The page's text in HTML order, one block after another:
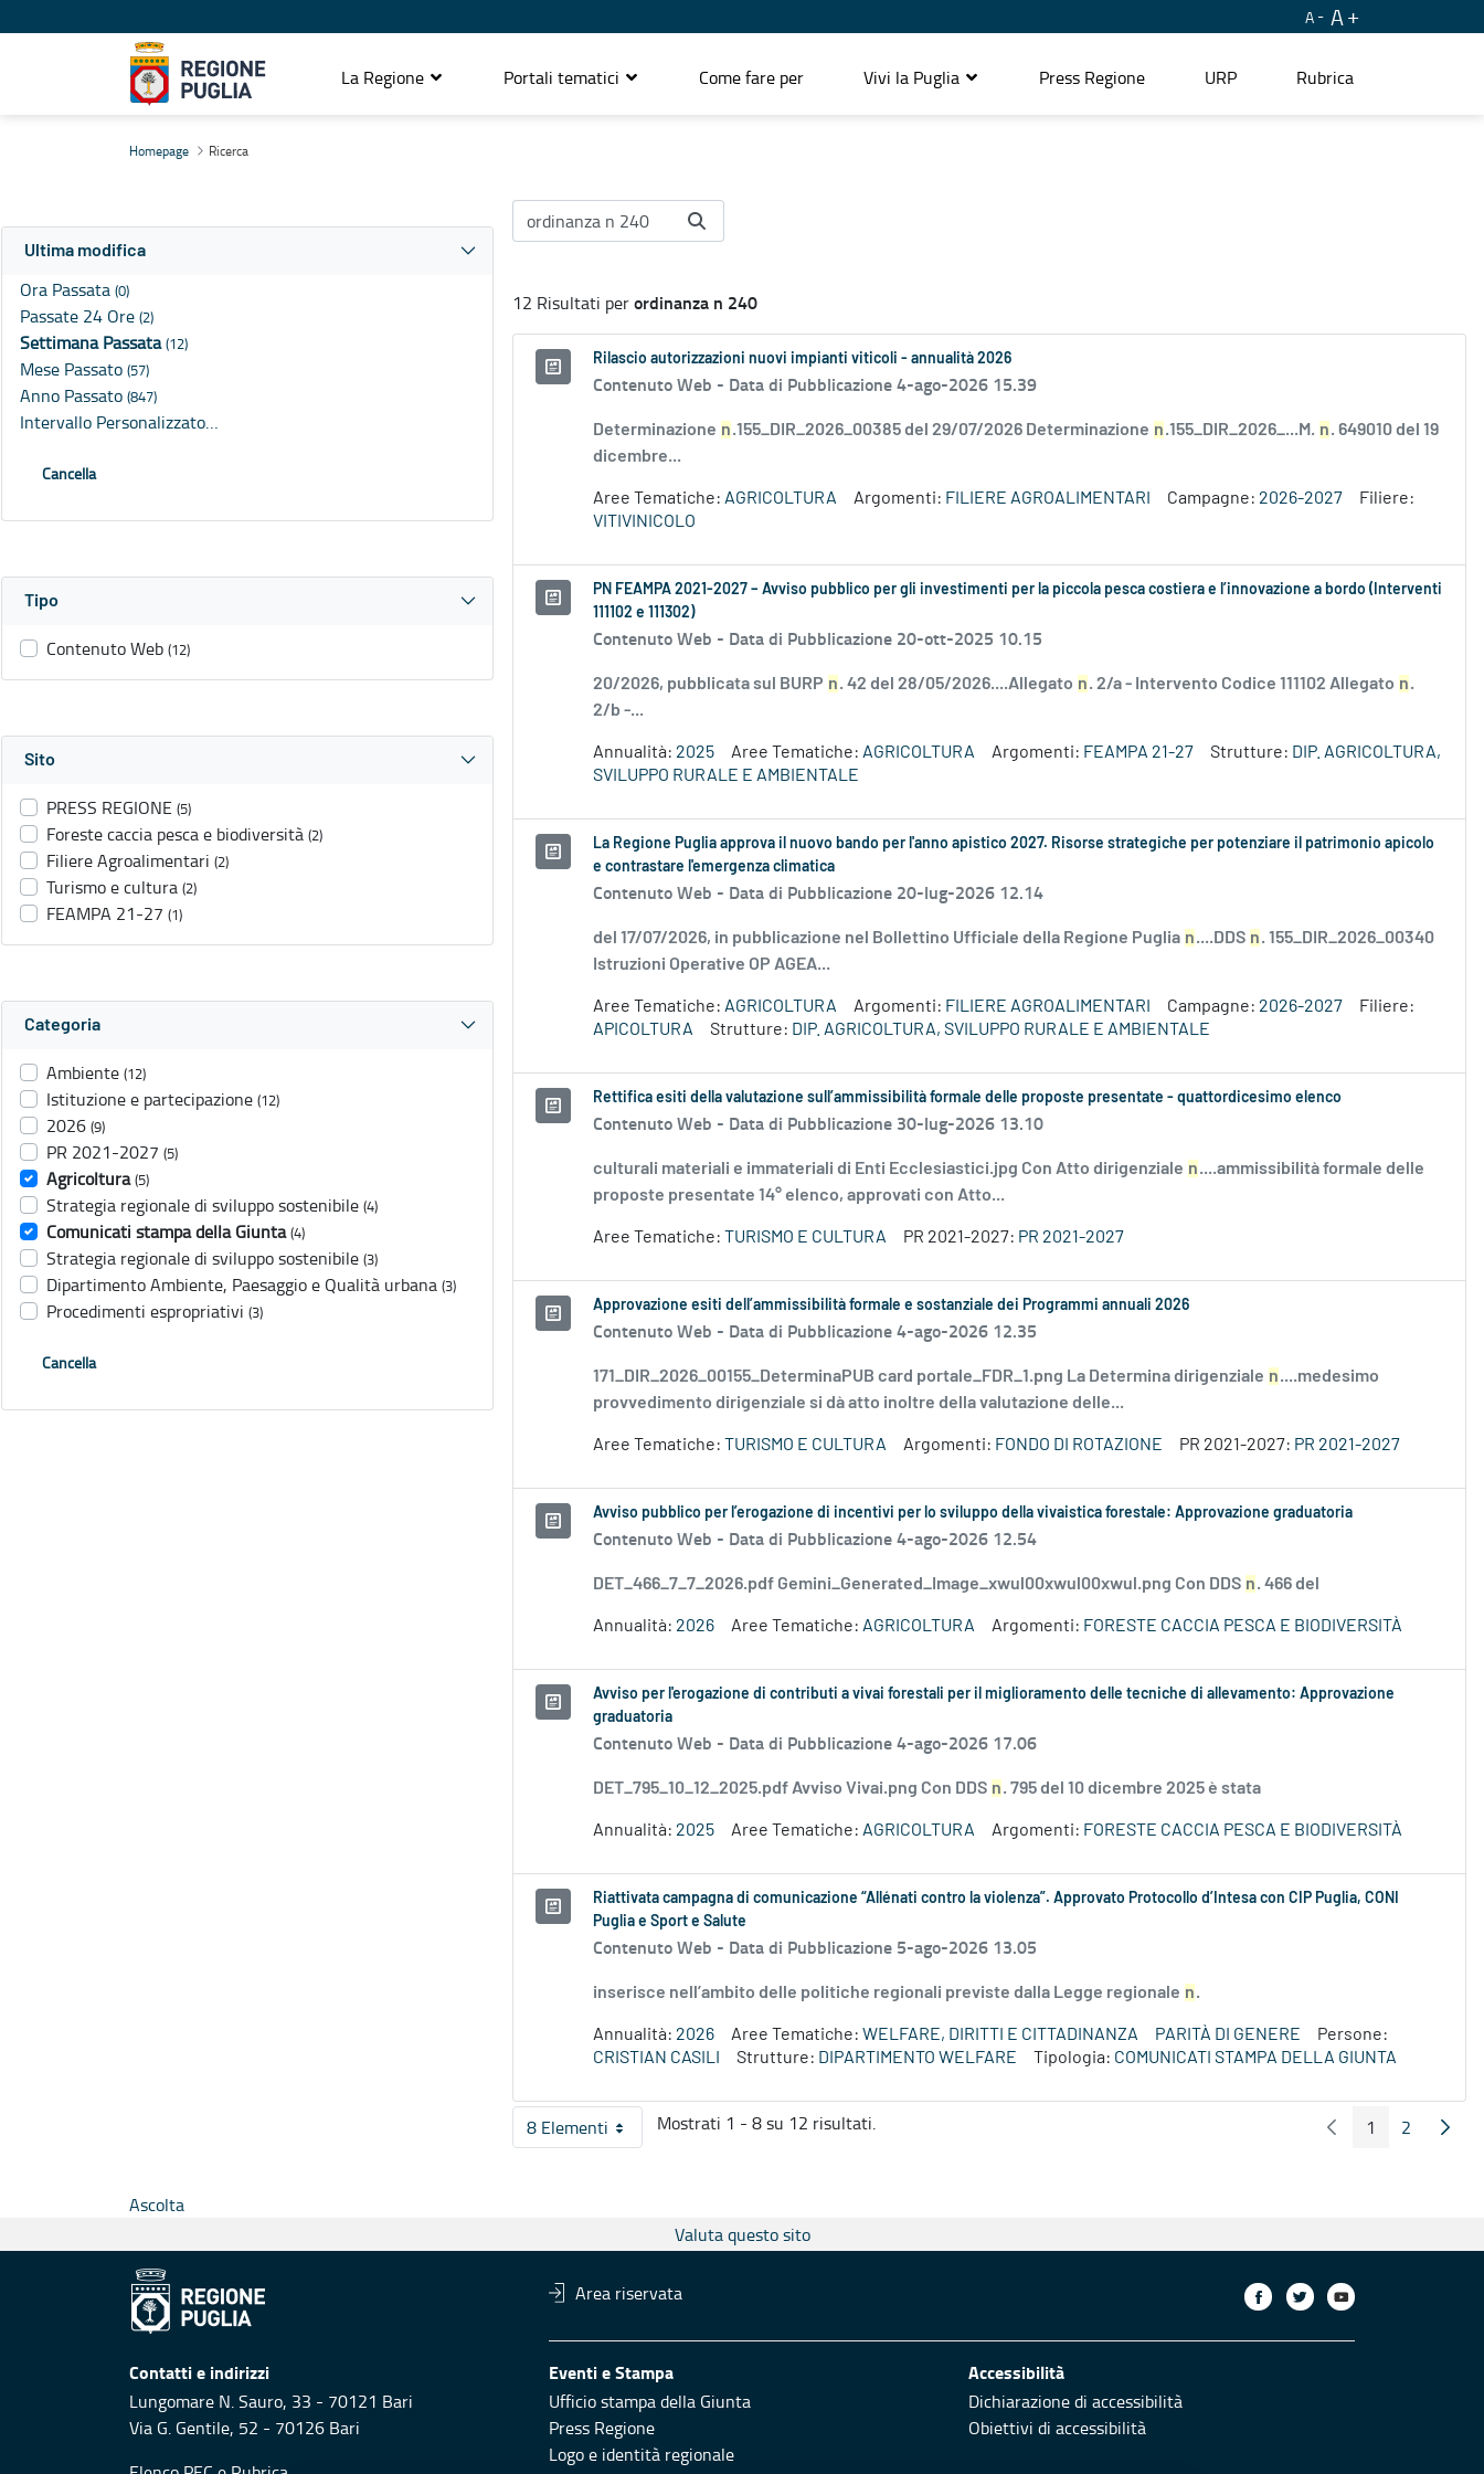
A A
La Regione Portali tematici Come fare per Vivi la Puglia Press Regione URP Rubrica
Homepage Ricerca
Ultima modifica
Ora Passata (0)
Passate 24 Ore (2)
Settimana Passata(12)
Mese Passato (57)
Anno Passato (847)
Intervallo Personalizzato…
Cancella
Tipo
Contenuto Web (12)
Sito
PRESS REGIONE (5)
Foreste caccia pesca e biodiversità (2)
Filiere Agroalimentari (2)
Turismo e cultura (2)
FEAMPA 21-27 (1)
Categoria
Ambiente (12)
Istituzione e partecipazione (12)
2026 (9)
PR 2021-2027 (5)
Agricoltura (5)
Strategia regionale di sviluppo sostenibile (4)
Comunicati stampa della Giunta (4)
Strategia regionale di sviluppo sostenibile (3)
Dipartimento Ambiente, Paesaggio e Qualità urbana (3)
Procedimenti espropriativi (3)
Cancella
12 Risultati perordinanza n 240
Rilascio autorizzazioni nuovi impianti viticoli - annualità 2026
Contenuto Web - Data di Pubblicazione 4-ago-2026 15.39
Determinazione n.155_DIR_2026_00385 del 29/07/2026 Determinazione n.155_DIR_2026_...M. n. 649010 del 19
dicembre...
Aree Tematiche: AGRICOLTURA Argomenti: FILIERE AGROALIMENTARI Campagne: 2026-2027
Filiere:
VITIVINICOLO
PN FEAMPA 2021-2027 – Avviso pubblico per gli investimenti per la piccola pesca costiera e l’innovazione a bordo (Interventi
111102 e 111302)
Contenuto Web - Data di Pubblicazione 20-ott-2025 10.15
20/2026, pubblicata sul BURP n. 42 del 28/05/2026....Allegato n. 2/a - Intervento Codice 111102 Allegato n.
2/b -...
Annualità: 2025 Aree Tematiche: AGRICOLTURA Argomenti: FEAMPA 21-27 Strutture: DIP. AGRICOLTURA,
SVILUPPO RURALE E AMBIENTALE
La Regione Puglia approva il nuovo bando per l'anno apistico 2027. Risorse strategiche per potenziare il patrimonio apicolo
e contrastare l'emergenza climatica
Contenuto Web - Data di Pubblicazione 20-lug-2026 12.14
del 17/07/2026, in pubblicazione nel Bollettino Ufficiale della Regione Puglia n....DDS n. 155_DIR_2026_00340
Istruzioni Operative OP AGEA...
Aree Tematiche: AGRICOLTURA Argomenti: FILIERE AGROALIMENTARI Campagne: 2026-2027
Filiere:
APICOLTURA
Strutture: DIP. AGRICOLTURA, SVILUPPO RURALE E AMBIENTALE
Rettifica esiti della valutazione sull’ammissibilità formale delle proposte presentate - quattordicesimo elenco
Contenuto Web - Data di Pubblicazione 30-lug-2026 13.10
culturali materiali e immateriali di Enti Ecclesiastici.jpg Con Atto dirigenziale n....ammissibilità formale delle
proposte presentate 14° elenco, approvati con Atto...
Aree Tematiche: TURISMO E CULTURA PR 2021-2027: PR 2021-2027
Approvazione esiti dell’ammissibilità formale e sostanziale dei Programmi annuali 2026
Contenuto Web - Data di Pubblicazione 4-ago-2026 12.35
171_DIR_2026_00155_DeterminaPUB card portale_FDR_1.png La Determina dirigenziale n....medesimo
provvedimento dirigenziale si dà atto inoltre della valutazione delle...
Aree Tematiche: TURISMO E CULTURA Argomenti: FONDO DI ROTAZIONE PR 2021-2027: PR 2021-2027
Avviso pubblico per l’erogazione di incentivi per lo sviluppo della vivaistica forestale: Approvazione graduatoria
Contenuto Web - Data di Pubblicazione 4-ago-2026 12.54
DET_466_7_7_2026.pdf Gemini_Generated_Image_xwul00xwul00xwul.png Con DDS n. 466 del
Annualità: 2026 Aree Tematiche: AGRICOLTURA Argomenti: FORESTE CACCIA PESCA E BIODIVERSITÀ
Avviso per l'erogazione di contributi a vivai forestali per il miglioramento delle tecniche di allevamento: Approvazione
graduatoria
Contenuto Web - Data di Pubblicazione 4-ago-2026 17.06
DET_795_10_12_2025.pdf Avviso Vivai.png Con DDS n. 795 del 10 dicembre 2025 è stata
Annualità: 2025 Aree Tematiche: AGRICOLTURA Argomenti: FORESTE CACCIA PESCA E BIODIVERSITÀ
Riattivata campagna di comunicazione “Allénati contro la violenza”. Approvato Protocollo d’Intesa con CIP Puglia, CONI
Puglia e Sport e Salute
Contenuto Web - Data di Pubblicazione 5-ago-2026 13.05
inserisce nell’ambito delle politiche regionali previste dalla Legge regionale n.
Annualità: 2026 Aree Tematiche: WELFARE, DIRITTI E CITTADINANZA PARITÀ DI GENERE
Persone:
CRISTIAN CASILI
Strutture: DIPARTIMENTO WELFARE Tipologia: COMUNICATI STAMPA DELLA GIUNTA
8 ElementiPer pagina
Mostrati 1 - 8 su 12 risultati. Pagina Precedente
Pagina
1 Pagina
2
Ascolta
Valuta questo sito
Area riservata
Contatti e indirizzi
Lungomare N. Sauro, 33 - 70121 Bari
Via G. Gentile, 52 - 70126 Bari
Eventi e Stampa
Ufficio stampa della Giunta
Press Regione
Logo e identità regionale
Accessibilità
Dichiarazione di accessibilità
Obiettivi di accessibilità